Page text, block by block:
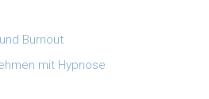
Burnout
mit Hypnose